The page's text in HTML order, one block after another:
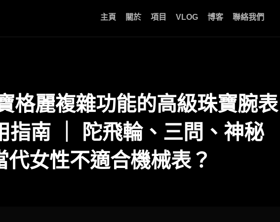
主頁 關於 項目 VLOG 博客 聯絡我們
格麗複雜功能的高級珠寶腕表
指南 ｜ 陀飛輪、三問、神秘
代女性不適合機械表？